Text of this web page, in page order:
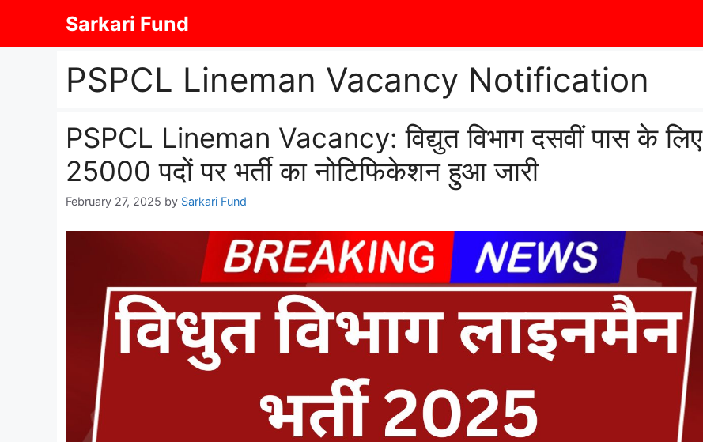
content
Sarkari Fund
PSPCL Lineman Vacancy Notification
PSPCL Lineman Vacancy: विद्युत विभाग दसवीं पास के लिए
25000 पदों पर भर्ती का नोटिफिकेशन हुआ जारी
February 27, 2025 by Sarkari Fund